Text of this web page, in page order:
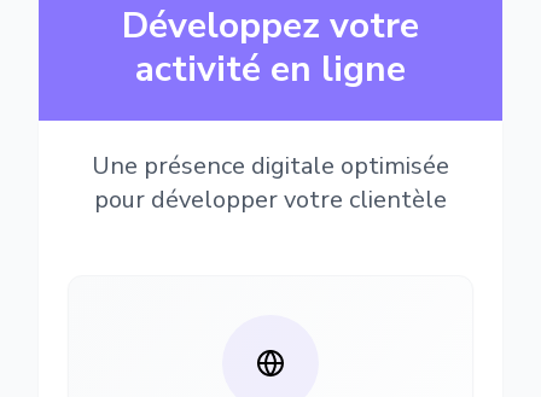
Développez votre
activité en ligne
Une présence digitale optimisée
pour développer votre clientèle